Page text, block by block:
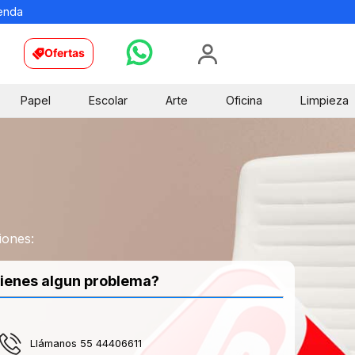
Ofertas
Papel Escolar Arte Oficina Limpieza
algun problema?
Llámanos 55 44406611